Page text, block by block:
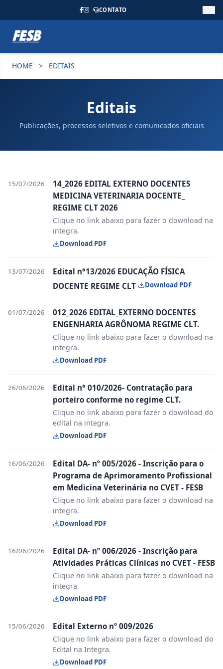
CONTATO
HOME > EDITAIS
Editais
Publicações, processos seletivos e comunicados oficiais
15/07/2026
14_2026 EDITAL EXTERNO DOCENTES
MEDICINA VETERINARIA DOCENTE_
REGIME CLT 2026
Clique no link abaixo para fazer o download na
integra.
Download PDF
13/07/2026
Edital n°13/2026 EDUCAÇÃO FÍSICA
DOCENTE REGIME CLT
Download PDF
01/07/2026
012_2026 EDITAL_EXTERNO DOCENTES
ENGENHARIA AGRÔNOMA REGIME CLT.
Clique no link abaixo para fazer o download na
integra.
Download PDF
26/06/2026
Edital n° 010/2026- Contratação para
porteiro conforme no regime CLT.
Clique no link abaixo para fazer o download do
edital na integra.
Download PDF
16/06/2026
Edital DA- nº 005/2026 - Inscrição para o
Programa de Aprimoramento Profissional
em Medicina Veterinária no CVET - FESB
Clique no link abaixo para fazer o download na
integra.
Download PDF
16/06/2026
Edital DA- nº 006/2026 - Inscrição para
Atividades Práticas Clínicas no CVET - FESB
Clique no link abaixo para fazer o download na
integra.
Download PDF
15/06/2026 Edital Externo nº 009/2026
Clique no link abaixo para fazer o download do
Edital na Integra.
Download PDF